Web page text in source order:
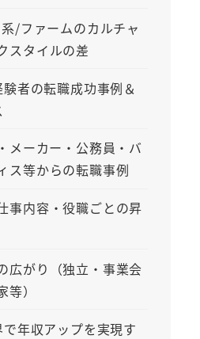
/ファームのカルチャ
スタイルの差
者の転職成功事例＆
メーカー・公務員・バ
ス等からの転職事例
事内容・役職ごとの昇
広がり（独立・事業会
）
年収アップを実現す